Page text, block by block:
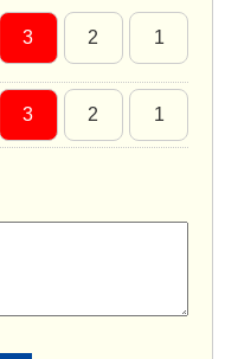
3 2 1
3 2 1